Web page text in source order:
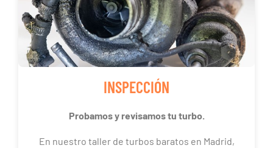
INSPECCIÓN
Probamos y revisamos tu turbo.
En nuestro taller de turbos baratos en Madrid,